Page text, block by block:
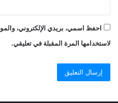
احفظ اسمي، بريدي الإلكتروني،
لاستخدامها المرة المقبلة في تعليقي.